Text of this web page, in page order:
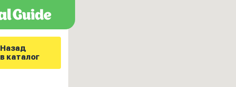
Назад
в каталог